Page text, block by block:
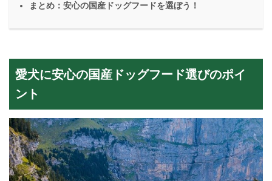
まとめ：安心の国産ドッグフードを選ぼう！
愛犬に安心の国産ドッグフード選びのポイ
ント